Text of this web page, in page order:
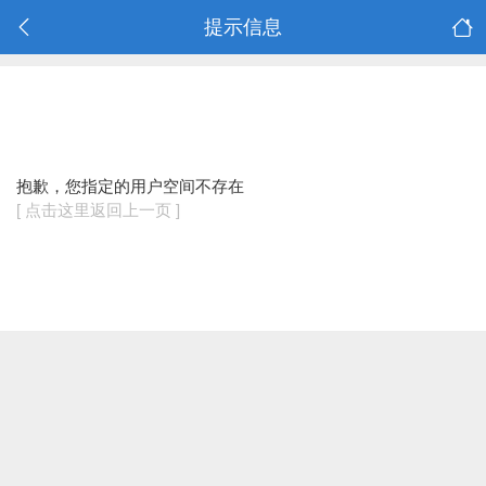
提示信息
抱歉，您指定的用户空间不存在
[ 点击这里返回上一页 ]